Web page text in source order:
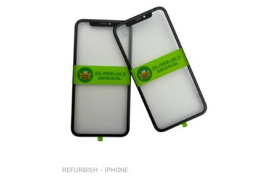
REFURBISH - IPHONE